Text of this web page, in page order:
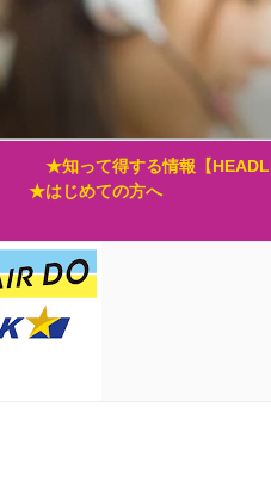
★知って得する情報【
★はじめての方へ